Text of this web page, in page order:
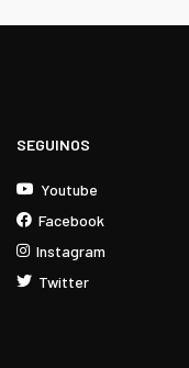
SEGUINOS
Youtube
Facebook
Instagram
Twitter